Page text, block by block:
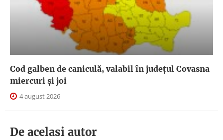
Cod galben de caniculă, valabil în judeţul Covasna
miercuri și joi
4 august 2026
De acelasi autor